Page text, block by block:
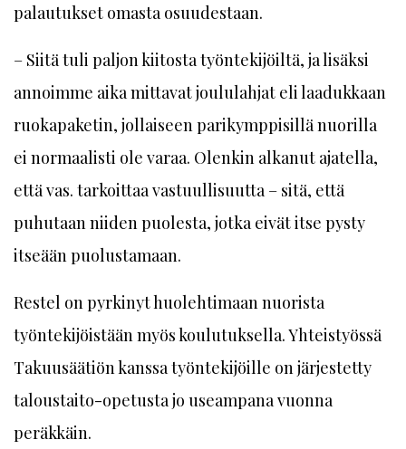
palautukset omasta osuudestaan.
– Siitä tuli paljon kiitosta työntekijöiltä, ja lisäksi
annoimme aika mittavat joululahjat eli laadukkaan
ruokapaketin, jollaiseen parikymppisillä nuorilla
ei normaalisti ole varaa. Olenkin alkanut ajatella,
että vas. tarkoittaa vastuullisuutta – sitä, että
puhutaan niiden puolesta, jotka eivät itse pysty
itseään puolustamaan.
Restel on pyrkinyt huolehtimaan nuorista
työntekijöistään myös koulutuksella. Yhteistyössä
Takuusäätiön kanssa työntekijöille on järjestetty
taloustaito-opetusta jo useampana vuonna
peräkkäin.